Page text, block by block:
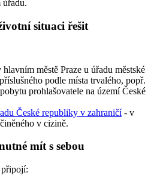
úřadu.
situaci řešit
městě Praze u úřadu městské
podle místa trvalého, popř.
prohlašovatele na území České
České republiky v zahraničí- v
v cizině.
mít s sebou
připojí: